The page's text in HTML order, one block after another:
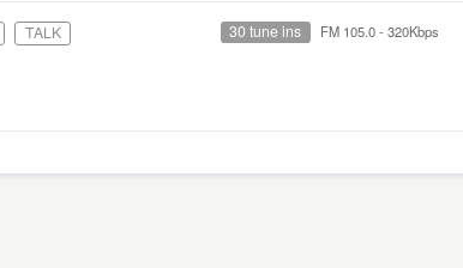
TALK 30 tune ins FM 105.0- 320Kbps